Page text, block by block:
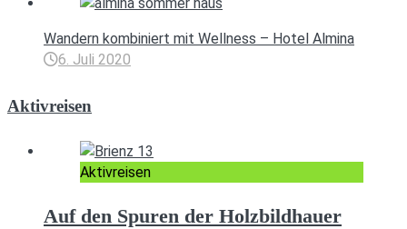
Wandern kombiniert mit Wellness – Hotel Almina
6. Juli 2020
Aktivreisen
Aktivreisen
Auf den Spuren der Holzbildhauer